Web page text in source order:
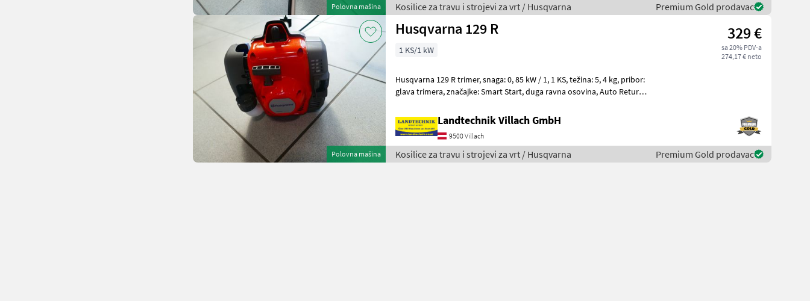
Polovna mašina Kosilice za travu i strojevi za vrt / Husqvarna Premium Gold prodavac
Polovna mašina
Husqvarna 129 R 329 €
sa 20% PDV-a
274,17 € neto
1 KS/1 kW
Husqvarna 129 R trimer, snaga: 0, 85 kW / 1, 1 KS, težina: 5, 4 kg, pribor:
glava trimera, značajke: Smart Start, duga ravna osovina, Auto Return
Landtechnik Villach GmbH
9500 Villach
Kosilice za travu i strojevi za vrt / Husqvarna Premium Gold prodavac